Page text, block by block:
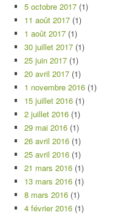
5 octobre 2017 (1)
11 août 2017 (1)
1 août 2017 (1)
30 juillet 2017 (1)
25 juin 2017 (1)
20 avril 2017 (1)
1 novembre 2016 (1)
15 juillet 2016 (1)
2 juillet 2016 (1)
29 mai 2016 (1)
26 avril 2016 (1)
25 avril 2016 (1)
21 mars 2016 (1)
13 mars 2016 (1)
8 mars 2016 (1)
4 février 2016 (1)